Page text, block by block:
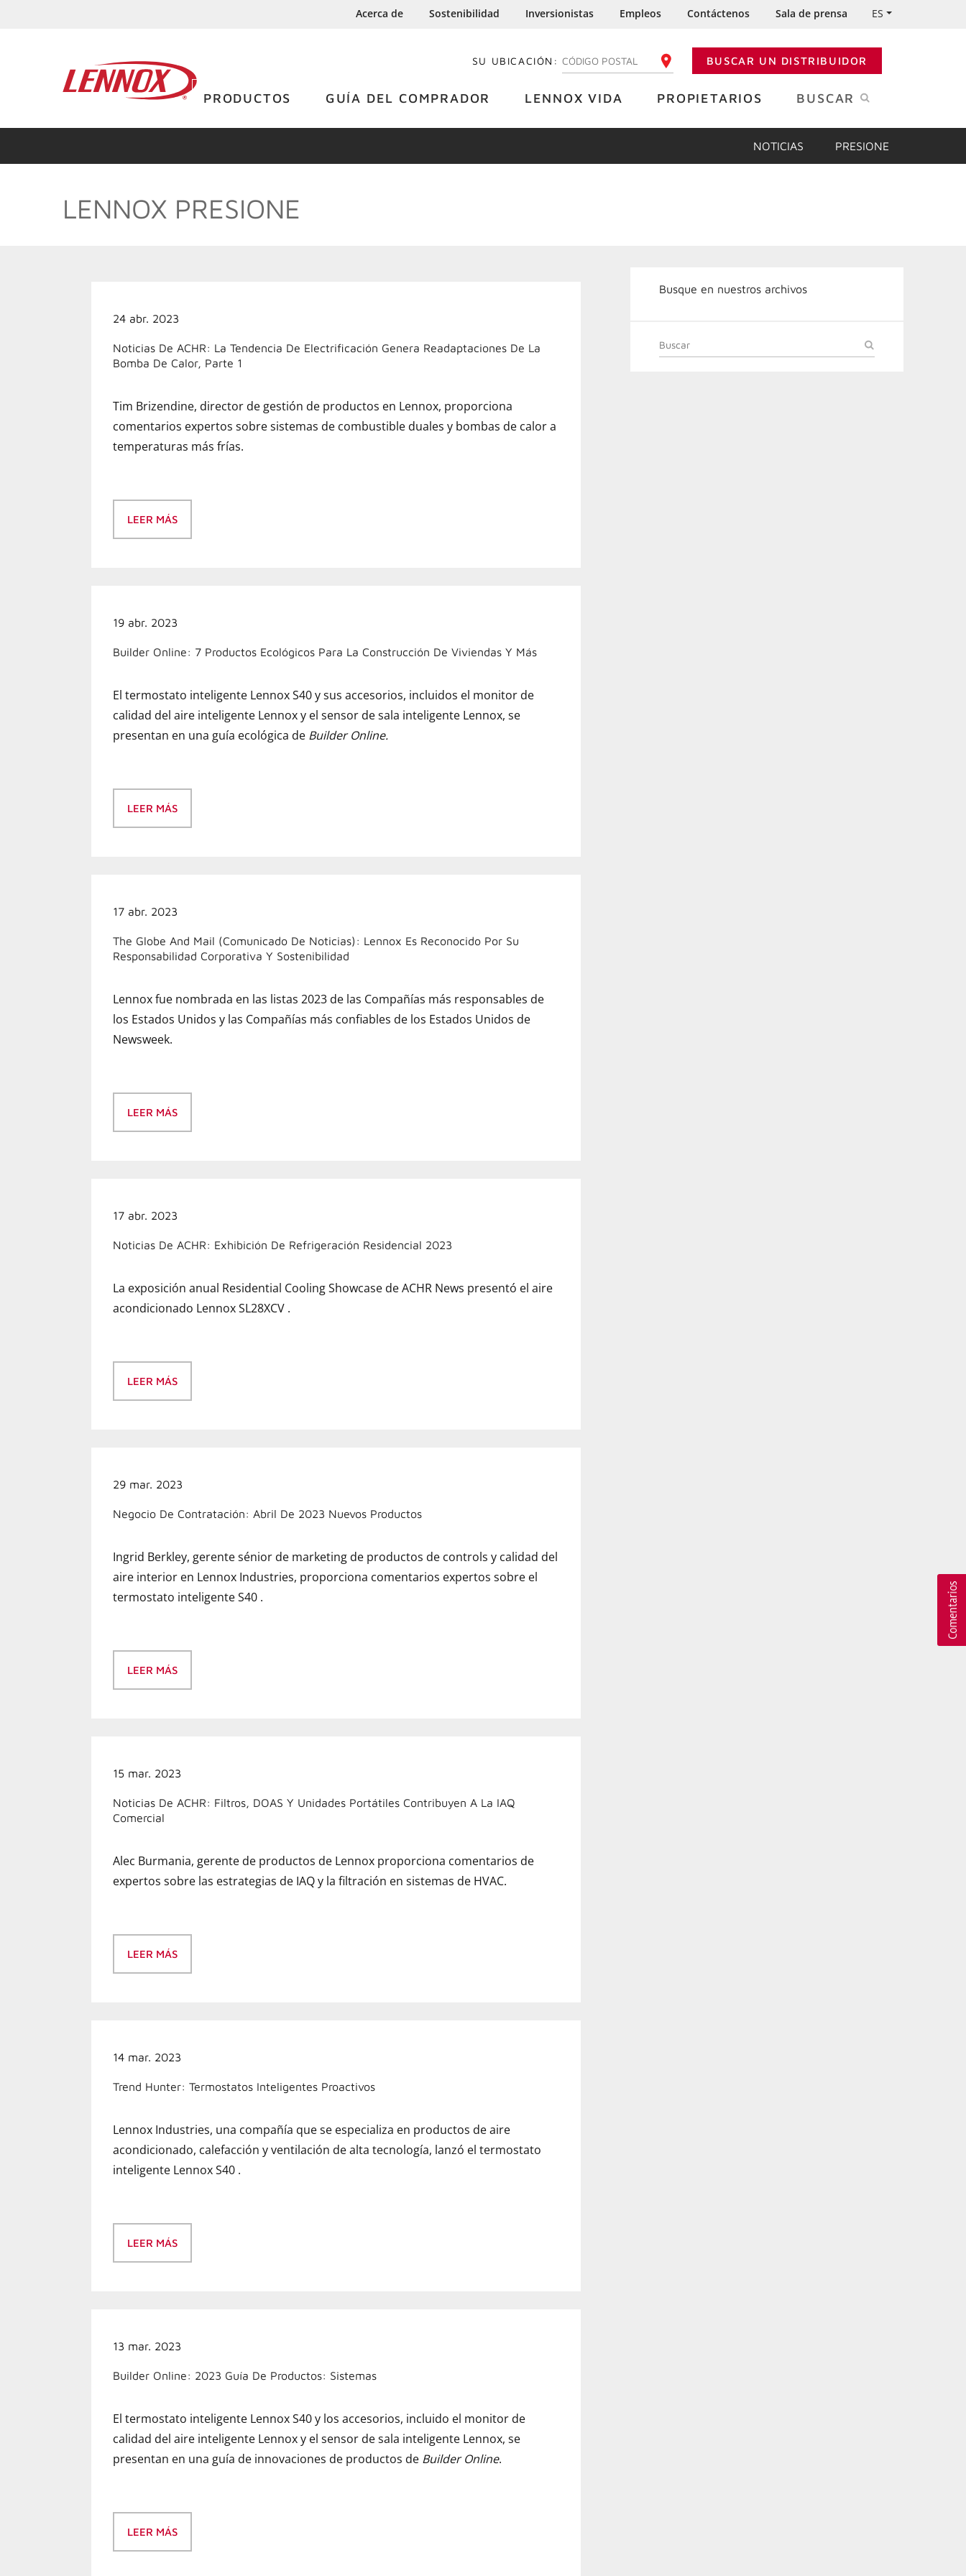
Acerca de Sostenibilidad Inversionistas Empleos Contáctenos Sala de prensa ES
SU UBICACIÓN: INGRESE SU CÓDIGO POSTAL BUSCAR UN DISTRIBUIDOR
PRODUCTOS GUÍA DEL COMPRADOR LENNOX VIDA PROPIETARIOS BUSCAR
NOTICIAS PRESIONE
LENNOX PRESIONE
24 abr. 2023
Noticias De ACHR: La Tendencia De Electrificación Genera Readaptaciones De La
Bomba De Calor, Parte 1
Tim Brizendine, director de gestión de productos en Lennox, proporciona
comentarios expertos sobre sistemas de combustible duales y bombas de calor a
temperaturas más frías.
LEER MÁS
19 abr. 2023
Builder Online: 7 Productos Ecológicos Para La Construcción De Viviendas Y Más
El termostato inteligente Lennox S40 y sus accesorios, incluidos el monitor de
calidad del aire inteligente Lennox y el sensor de sala inteligente Lennox, se
presentan en una guía ecológica de Builder Online.
LEER MÁS
17 abr. 2023
The Globe And Mail (comunicado De Noticias): Lennox Es Reconocido Por Su
Responsabilidad Corporativa Y Sostenibilidad
Lennox fue nombrada en las listas 2023 de las Compañías más responsables de
los Estados Unidos y las Compañías más confiables de los Estados Unidos de
Newsweek.
LEER MÁS
17 abr. 2023
Noticias De ACHR: Exhibición De Refrigeración Residencial 2023
La exposición anual Residential Cooling Showcase de ACHR News presentó el aire
acondicionado Lennox SL28XCV .
LEER MÁS
29 mar. 2023
Negocio De Contratación: Abril De 2023 Nuevos Productos
Ingrid Berkley, gerente sénior de marketing de productos de controls y calidad del
aire interior en Lennox Industries, proporciona comentarios expertos sobre el
termostato inteligente S40 .
LEER MÁS
15 mar. 2023
Noticias De ACHR: Filtros, DOAS Y Unidades Portátiles Contribuyen A La IAQ
Comercial
Alec Burmania, gerente de productos de Lennox proporciona comentarios de
expertos sobre las estrategias de IAQ y la filtración en sistemas de HVAC.
LEER MÁS
14 mar. 2023
Trend Hunter: Termostatos Inteligentes Proactivos
Lennox Industries, una compañía que se especializa en productos de aire
acondicionado, calefacción y ventilación de alta tecnología, lanzó el termostato
inteligente Lennox S40 .
LEER MÁS
13 mar. 2023
Builder Online: 2023 Guía De Productos: Sistemas
El termostato inteligente Lennox S40 y los accesorios, incluido el monitor de
calidad del aire inteligente Lennox y el sensor de sala inteligente Lennox, se
presentan en una guía de innovaciones de productos de Builder Online.
LEER MÁS
Busque en nuestros archivos
BUSCAR